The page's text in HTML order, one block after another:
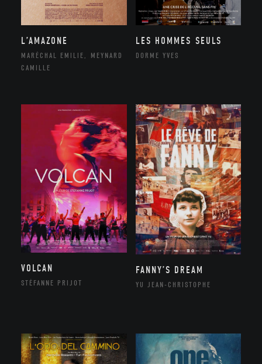
L’AMAZONE
MARÉCHAL EMILIE, MEYNARD
CAMILLE
LES HOMMES SEULS
DORME YVES
VOLCAN
STÉFANNE PRIJOT
FANNY’S DREAM
YU JEAN-CHRISTOPHE